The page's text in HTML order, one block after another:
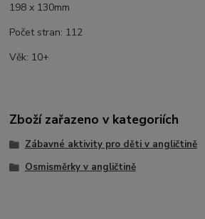
198 x 130mm
Počet stran: 112
Věk: 10+
Zboží zařazeno v kategoriích
Zábavné aktivity pro děti v angličtině
Osmisměrky v angličtině